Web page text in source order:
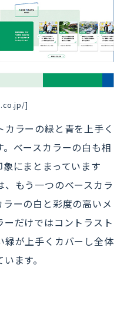
]
ラーの緑と青を上手く
ベースカラーの白も相
にまとまっています
もう一つのベースカラ
ーの白と彩度の高いメ
だけではコントラスト
緑が上手くカバーし全体
ます。